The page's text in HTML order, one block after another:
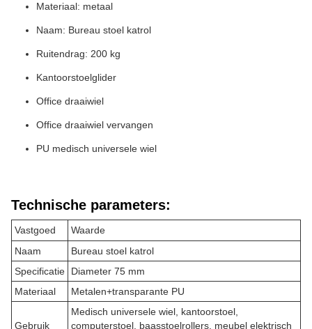
Materiaal: metaal
Naam: Bureau stoel katrol
Ruitendrag: 200 kg
Kantoorstoelglider
Office draaiwiel
Office draaiwiel vervangen
PU medisch universele wiel
Technische parameters:
Vastgoed
Waarde
Naam
Bureau stoel katrol
Specificatie
Diameter 75 mm
Materiaal
Metalen+transparante PU
Gebruik
Medisch universele wiel, kantoorstoel,
computerstoel, baasstoelrollers, meubel elektrisch